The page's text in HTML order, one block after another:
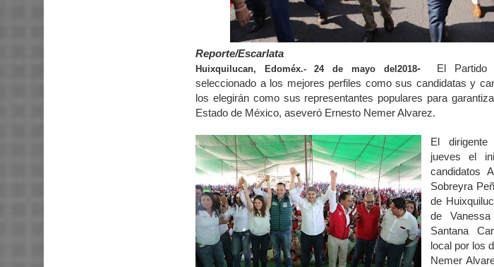
Reporte/Escarlata
Huixquilucan, Edoméx.- 24 de mayo del2018-
El Partido
seleccionado a los mejores perfiles como sus candidatas y
los elegirán como sus representantes populares para
Estado de México, aseveró Ernesto Nemer Alvarez.
El
jueves el
candidatos
Sobreyra
de
de
Santana
local por los
Nemer